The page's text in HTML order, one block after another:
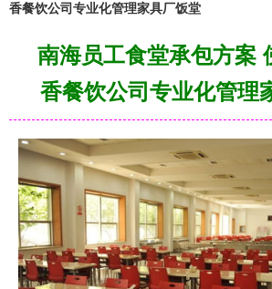
香餐饮公司专业化管理家具厂饭堂
南海员工食堂承包方案
香餐饮公司专业化管理